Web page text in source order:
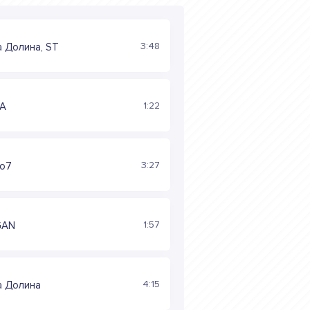
Долина, ST 3:48
1:22
3:27
1:57
Долина 4:15